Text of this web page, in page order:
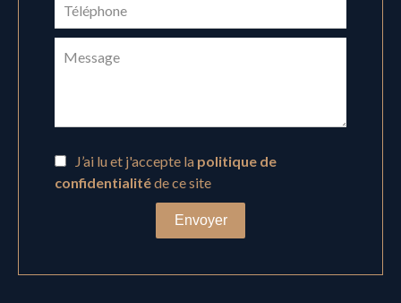
J’ai lu et j'accepte la politique de
confidentialitéde ce site
Envoyer